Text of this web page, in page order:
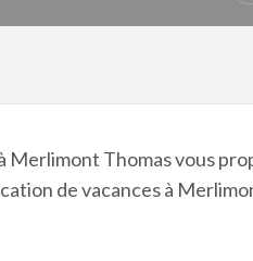
Merlimont Thomas vous
de vacances à